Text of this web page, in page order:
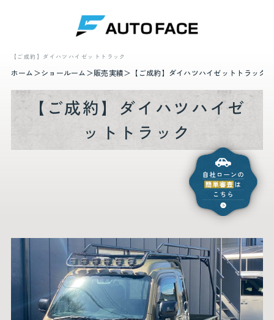
【ご成約】ダイハツハイゼットトラック
ホーム ショールーム 販売実績 【ご成約】ダイハツハイゼットトラック
【ご成約】ダイハツハイゼ
ットトラック